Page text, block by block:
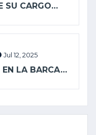
SU CARGO…
Jul 12, 2025
EN LA BARCA…